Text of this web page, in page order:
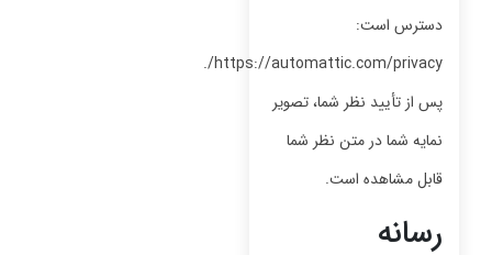
دسترس است:
https://automattic.com/privacy/.
پس از تأیید نظر شما، تصویر
نمایه شما در متن نظر شما
قابل مشاهده است.
رسانه